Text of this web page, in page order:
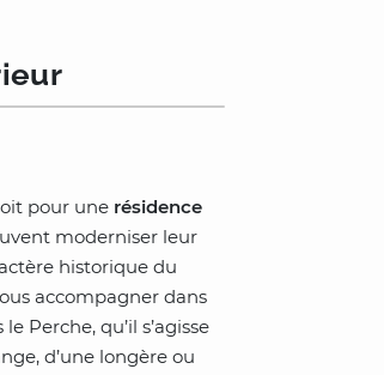
pour une résidence
moderniser leur
historique du
accompagner dans
le Perche, qu’il s’agisse
d’une longère ou